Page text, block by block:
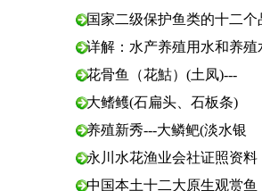
国家二级保护鱼类的十二个
详解：水产养殖用水和养殖
花骨鱼（花鮕）(土凤)---
大鳍鳠(石扁头、石板条)
养殖新秀---大鳞鲃(淡水银
永川水花渔业会社证照资料
中国本土十二大原生观赏鱼